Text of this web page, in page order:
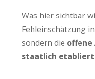
Was hier sichtbar
Fehleinschätzung
sondern die offene
staatlich